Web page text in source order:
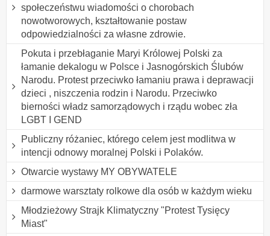
społeczeństwu wiadomości o chorobach
nowotworowych, kształtowanie postaw
odpowiedzialności za własne zdrowie.
Pokuta i przebłaganie Maryi Królowej Polski za
łamanie dekalogu w Polsce i Jasnogórskich Ślubów
Narodu. Protest przeciwko łamaniu prawa i deprawacji
dzieci , niszczenia rodzin i Narodu. Przeciwko
bierności władz samorządowych i rządu wobec zła
LGBT I GEND
Publiczny różaniec, którego celem jest modlitwa w
intencji odnowy moralnej Polski i Polaków.
Otwarcie wystawy MY OBYWATELE
darmowe warsztaty rolkowe dla osób w każdym wieku
Młodzieżowy Strajk Klimatyczny "Protest Tysięcy
Miast"